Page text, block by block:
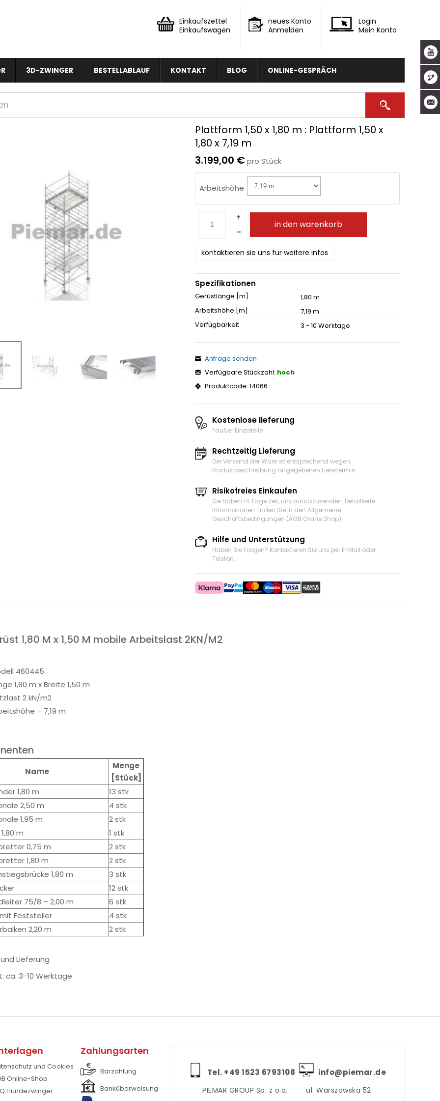
Einkaufszettel
Einkaufswagen
neues Konto
Anmelden
Login
Mein Konto
3D-ZWINGER BESTELLABLAUF KONTAKT BLOG ONLINE-GESPRÄCH
Plattform 1,50 x 1,80 m : Plattform 1,50 x
1,80 x 7,19 m
3.199,00 €pro Stück
Arbeitshöhe
+
–
in den warenkorb
kontaktieren sie uns für weitere infos
Spezifikationen
Gerüstlänge [m]
1,80 m
Arbeitshöhe [m]
7,19 m
Verfügbarkeit
3 - 10 Werktage
Anfrage senden
Verfügbare Stückzahl: hoch
Produktcode: 14066
Kostenlose lieferung
*außer Einzelteile
Rechtzeitig Lieferung
Der Versand der Ware ist entsprechend wegen
Produktbeschreibung angegebenen Liefertermin.
Risikofreies Einkaufen
Sie haben 14 Tage Zeit, um zurückzusenden. Detaillierte
Informationen finden Sie in den Allgemeine
Geschäftsbedingungen (AGB Online Shop).
Hilfe und Unterstützung
Haben Sie Fragen? Kontaktieren Sie uns per E-Mail oder
Telefon.
1,80 M x 1,50 M mobile Arbeitslast 2KN/M2
460445
1,80 m x Breite 1,50 m
2 kN/m2
– 7,19 m
Name
Menge
[Stück]
1,80 m
13 stk
2,50 m
4 stk
1,95 m
2 stk
m
1 stk
0,75 m
2 stk
1,80 m
2 stk
ücke 1,80 m
3 stk
12 stk
75/8 – 2,00 m
6 stk
Feststeller
4 stk
2,20 m
2 stk
Lieferung
ca. 3-10 Werktage
und Cookies
Online-Shop
Hundezwinger
Zahlungsarten
Barzahlung
Banküberweisung
Tel. +‪49 1523 6793108 info@piemar.de
PIEMAR GROUP Sp. z o.o. ul. Warszawska 52